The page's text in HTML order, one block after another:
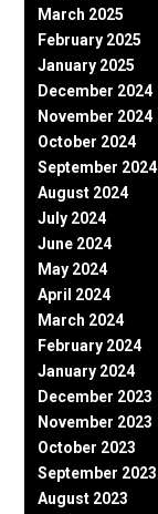
March 2025
February 2025
January 2025
December 2024
November 2024
October 2024
September 2024
August 2024
July 2024
June 2024
May 2024
April 2024
March 2024
February 2024
January 2024
December 2023
November 2023
October 2023
September 2023
August 2023